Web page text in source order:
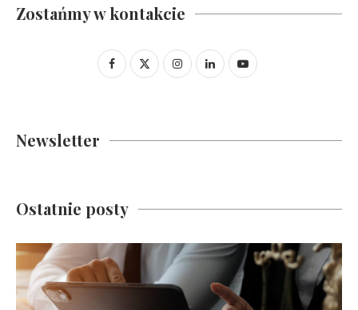
Zostańmy w kontakcie
Newsletter
Ostatnie posty